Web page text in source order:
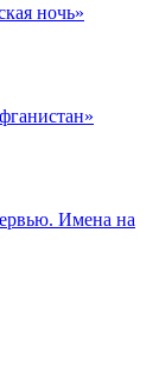
ночь»
Имена на